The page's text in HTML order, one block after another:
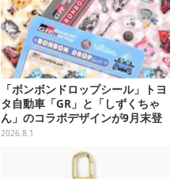
「ボンボンドロップシール」トヨ
タ自動車「GR」と「しずくちゃ
ん」のコラボデザインが9月末登
場！くま吉らも描かれた全4柄
2026.8.1